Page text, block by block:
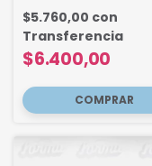
$6.400,00
$5.760,00 con
Transferencia